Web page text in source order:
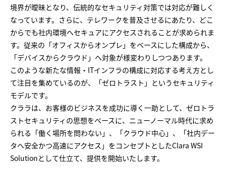
境界が曖昧となり、伝統的なセキュリティ対策では対応が難しく
なっています。さらに、テレワークを普及させるにあたり、どこ
からでも社内環境へセキュアにアクセスされることが求められま
す。従来の「オフィスからオンプレ」をベースにした構成から、
「デバイスからクラウド」へ対象が様変わりしつつあります。
このような新たな情報・ITインフラの構成に対応する考え方とし
て注目を集めているのが、「ゼロトラスト」というセキュリティ
モデルです。
クララは、お客様のビジネスを成功に導く一助として、ゼロトラ
ストセキュリティの思想をベースに、ニューノーマル時代に求め
られる「働く場所を問わない」、「クラウド中心」、「社内デー
タへ安全かつ高速にアクセス」をコンセプトとしたClara WSI
Solutionとして仕立て、提供を開始いたします。